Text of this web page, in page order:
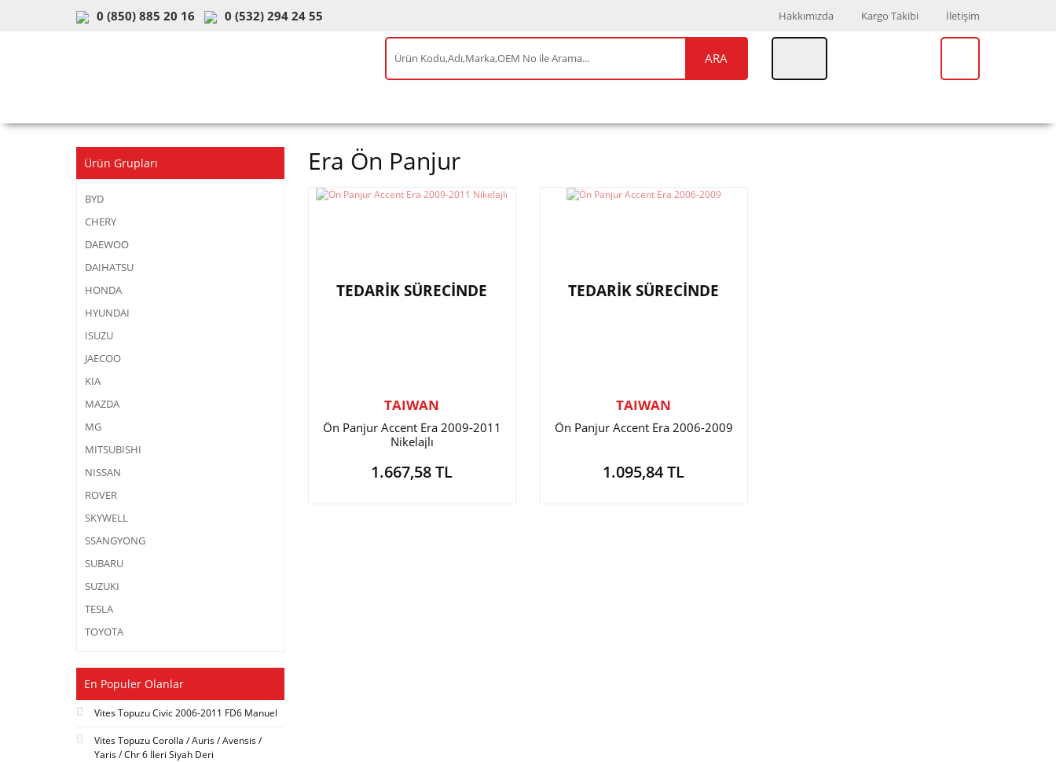
0 (850) 885 20 16 0 (532) 294 24 55 Hakkımızda Kargo Takibi İletişim
ARA
Ürün Grupları
BYD
CHERY
DAEWOO
DAIHATSU
HONDA
HYUNDAI
ISUZU
JAECOO
KIA
MAZDA
MG
MITSUBISHI
NISSAN
ROVER
SKYWELL
SSANGYONG
SUBARU
SUZUKI
TESLA
TOYOTA
En Populer Olanlar
Vites Topuzu Civic 2006-2011 FD6 Manuel
Vites Topuzu Corolla / Auris / Avensis /
Yaris / Chr 6 İleri Siyah Deri
Era Ön Panjur
TEDARİK SÜRECİNDE
TAIWAN
Ön Panjur Accent Era 2009-2011
Nikelajlı
1.667,58 TL
TEDARİK SÜRECİNDE
TAIWAN
Ön Panjur Accent Era 2006-2009
1.095,84 TL